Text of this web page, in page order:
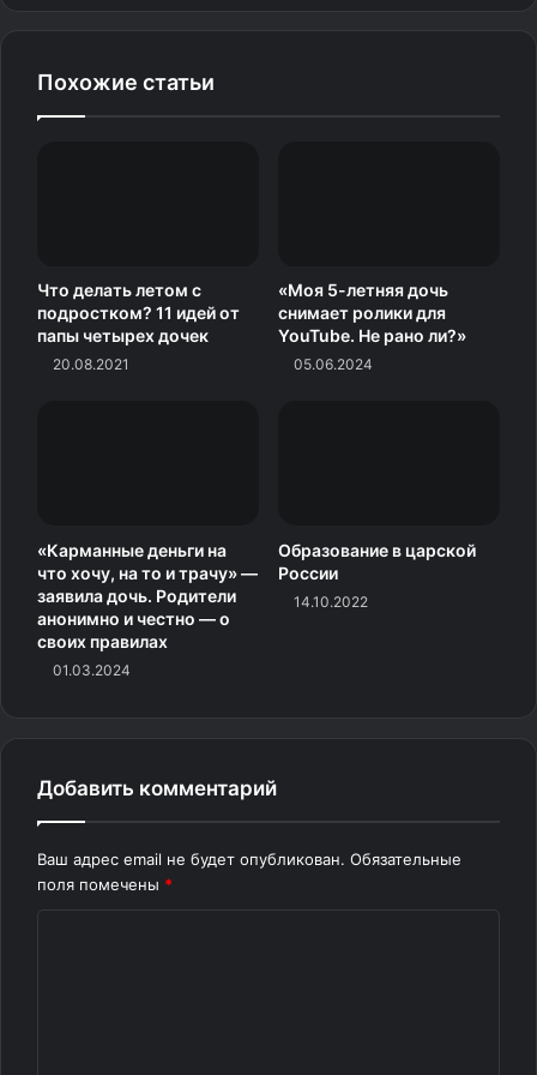
— УЖЕ нормально, — тихо бурчу я себе под нос. — А
сколько всего я с тобой проработала, неблагодарный?
Сегодня поделюсь с вами своей пошаговой
инструкцией.
проработать негативное
отношение к подколам друзей
Убираем когнитивное искажение
Похожие статьи
Что делать летом с
подростком? 11 идей от
папы четырех дочек
20.08.2021
«Моя 5-летняя дочь
снимает ролики для
YouTube. Не рано ли?»
05.06.2024
«Карманные деньги на
что хочу, на то и трачу» —
заявила дочь. Родители
анонимно и честно — о
своих правилах
01.03.2024
Образование в царской
России
14.10.2022
Добавить комментарий
Ваш адрес email не будет опубликован. Обязательные
поля помечены *